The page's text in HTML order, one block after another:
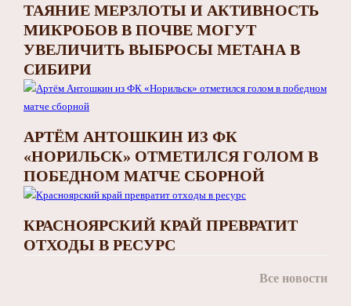
ТАЯНИЕ МЕРЗЛОТЫ И АКТИВНОСТЬ
МИКРОБОВ В ПОЧВЕ МОГУТ
УВЕЛИЧИТЬ ВЫБРОСЫ МЕТАНА В
СИБИРИ
АРТЁМ АНТОШКИН ИЗ ФК
«НОРИЛЬСК» ОТМЕТИЛСЯ ГОЛОМ В
ПОБЕДНОМ МАТЧЕ СБОРНОЙ
КРАСНОЯРСКИЙ КРАЙ ПРЕВРАТИТ
ОТХОДЫ В РЕСУРС
Все новости